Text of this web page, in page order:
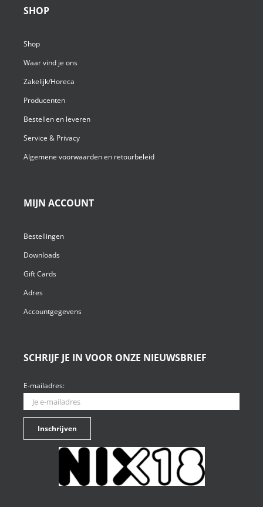
SHOP
Shop
Waar vind je ons
Zakelijk/Horeca
Producenten
Bestellen en leveren
Service & Privacy
Algemene voorwaarden en retourbeleid
MIJN ACCOUNT
Bestellingen
Downloads
Gift Cards
Adres
Accountgegevens
SCHRIJF JE IN VOOR ONZE NIEUWSBRIEF
E-mailadres: